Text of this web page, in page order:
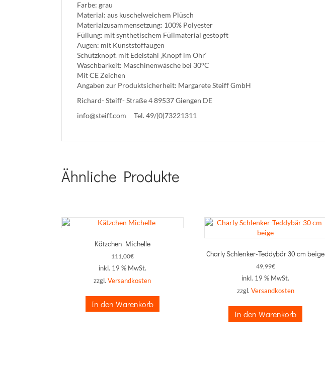
Farbe: grau
Material: aus kuschelweichem Plüsch
Materialzusammensetzung: 100% Polyester
Füllung: mit synthetischem Füllmaterial gestopft
Augen: mit Kunststoffaugen
Schützknopf. mit Edelstahl ‚Knopf im Ohr‘
Waschbarkeit: Maschinenwäsche bei 30°C
Mit CE Zeichen
Angaben zur Produktsicherheit: Margarete Steiff GmbH
Richard- Steiff- Straße 4 89537 Giengen DE
info@steiff.com Tel. 49/(0)73221311
Ähnliche Produkte
Kätzchen Michelle
111,00€
inkl. 19 % MwSt.
zzgl.Versandkosten
In den Warenkorb
Charly Schlenker-Teddybär 30 cm beige
49,99€
inkl. 19 % MwSt.
zzgl. Versandkosten
In den Warenkorb